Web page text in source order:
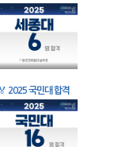
🏅 2025 국민대 합격